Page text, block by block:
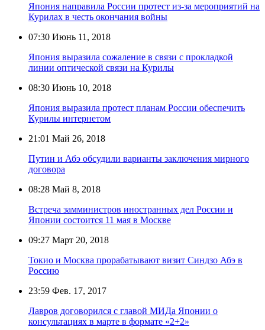
Япония направила России протест из-за мероприятий на
Курилах в честь окончания войны
07:30 Июнь 11, 2018
Япония выразила сожаление в связи с прокладкой
линии оптической связи на Курилы
08:30 Июнь 10, 2018
Япония выразила протест планам России обеспечить
Курилы интернетом
21:01 Май 26, 2018
Путин и Абэ обсудили варианты заключения мирного
договора
08:28 Май 8, 2018
Встреча замминистров иностранных дел России и
Японии состоится 11 мая в Москве
09:27 Март 20, 2018
Токио и Москва прорабатывают визит Синдзо Абэ в
Россию
23:59 Фев. 17, 2017
Лавров договорился с главой МИДа Японии о
консультациях в марте в формате «2+2»